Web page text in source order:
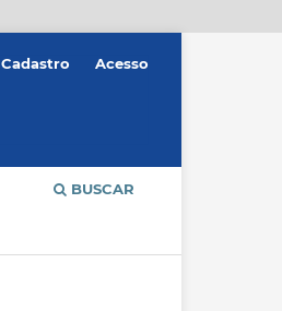
BUSCAR
Cadastro Acesso